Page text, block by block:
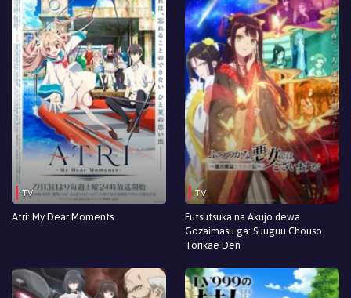
TV
Atri: My Dear Moments
TV
Futsutsuka na Akujo dewa
Gozaimasu ga: Suuguu Chouso
Torikae Den